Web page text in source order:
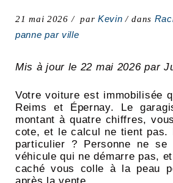
21 mai 2026 par Kevin dans
panne par ville
Mis à jour le 22 mai 2026 par
Votre voiture est immobilisée
Reims et Épernay. Le
montant à quatre chiffres,
cote, et le calcul ne tient pas.
particulier ? Personne ne se
véhicule qui ne démarre pas,
caché vous colle à la peau
après la vente.